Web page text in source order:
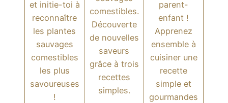
et initie-toi à
reconnaître
les plantes
sauvages
comestibles
les plus
savoureuses
!
comestibles.
Découverte
de nouvelles
saveurs
grâce à trois
recettes
simples.
parent-
enfant !
Apprenez
ensemble à
cuisiner une
recette
simple et
gourmandes